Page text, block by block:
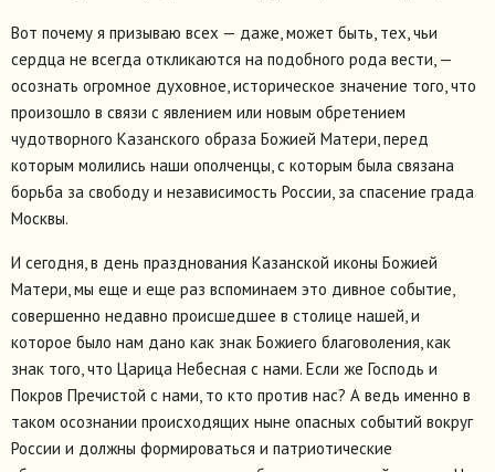
Вот почему я призываю всех — даже, может быть, тех, чьи
сердца не всегда откликаются на подобного рода вести, —
осознать огромное духовное, историческое значение того, что
произошло в связи с явлением или новым обретением
чудотворного Казанского образа Божией Матери, перед
которым молились наши ополченцы, с которым была связана
борьба за свободу и независимость России, за спасение града
Москвы.
И сегодня, в день празднования Казанской иконы Божией
Матери, мы еще и еще раз вспоминаем это дивное событие,
совершенно недавно происшедшее в столице нашей, и
которое было нам дано как знак Божиего благоволения, как
знак того, что Царица Небесная с нами. Если же Господь и
Покров Пречистой с нами, то кто против нас? А ведь именно в
таком осознании происходящих ныне опасных событий вокруг
России и должны формироваться и патриотические